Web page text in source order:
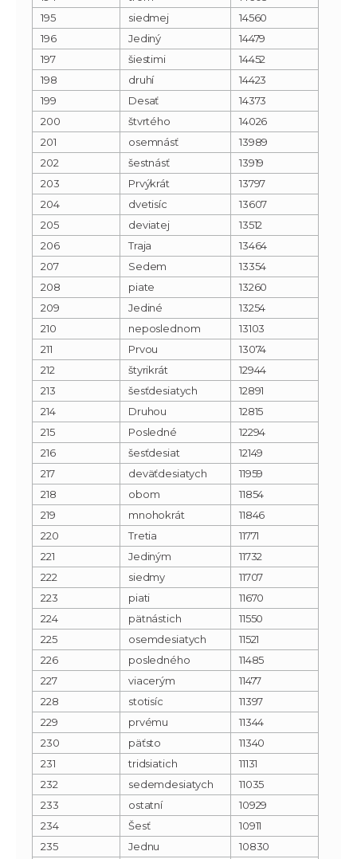
195
siedmej
14560
196
Jediný
14479
197
šiestimi
14452
198
druhí
14423
199
Desať
14373
200
štvrtého
14026
201
osemnásť
13989
202
šestnásť
13919
203
Prvýkrát
13797
204
dvetisíc
13607
205
deviatej
13512
206
Traja
13464
207
Sedem
13354
208
piate
13260
209
Jediné
13254
210
neposlednom
13103
211
Prvou
13074
212
štyrikrát
12944
213
šesťdesiatych
12891
214
Druhou
12815
215
Posledné
12294
216
šesťdesiat
12149
217
deväťdesiatych
11959
218
obom
11854
219
mnohokrát
11846
220
Tretia
11771
221
Jediným
11732
222
siedmy
11707
223
piati
11670
224
pätnástich
11550
225
osemdesiatych
11521
226
posledného
11485
227
viacerým
11477
228
stotisíc
11397
229
prvému
11344
230
päťsto
11340
231
tridsiatich
11131
232
sedemdesiatych
11035
233
ostatní
10929
234
Šesť
10911
235
Jednu
10830